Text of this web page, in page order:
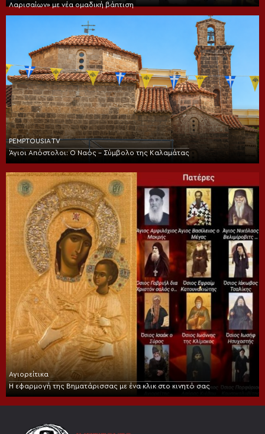
Λαρισαίων» με νέα ομαδική βάπτιση
PEMPTOUSIA TV
Άγιοι Απόστολοι: Ο Ναός – Σύμβολο της Καλαμάτας
Αγιορείτικα
Η εφαρμογή της Βηματάρισσας με ένα κλικ στο κινητό σας